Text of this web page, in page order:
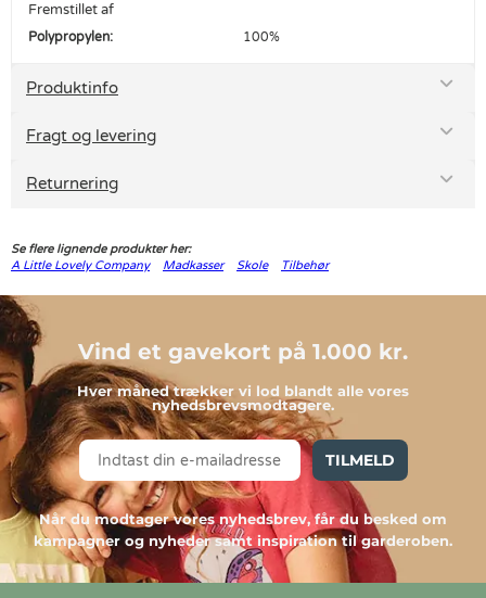
Fremstillet af
Polypropylen: 100%
Produktinfo
Fragt og levering
Returnering
Se flere lignende produkter her:
A Little Lovely Company
Madkasser Skole Tilbehør
Vind et gavekort på 1.000 kr.
Hver måned trækker vi lod blandt alle vores
nyhedsbrevsmodtagere.
TILMELD
Når du modtager vores nyhedsbrev, får du besked om
kampagner og nyheder samt inspiration til garderoben.